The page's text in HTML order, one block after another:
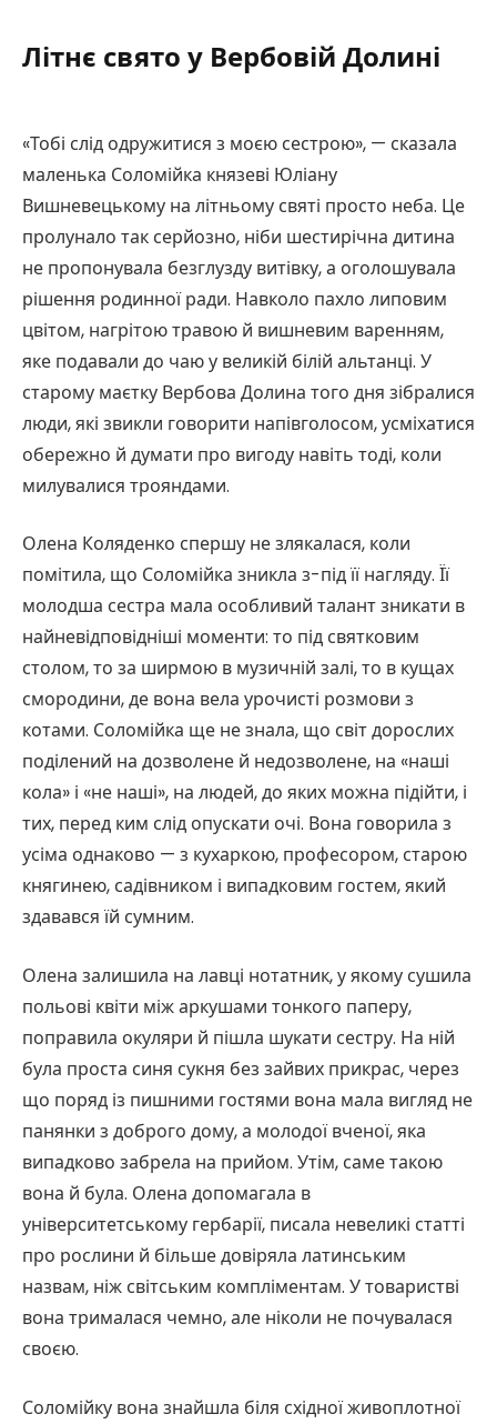
Літнє свято у Вербовій Долині
«Тобі слід одружитися з моєю сестрою», — сказала
маленька Соломійка князеві Юліану
Вишневецькому на літньому святі просто неба. Це
пролунало так серйозно, ніби шестирічна дитина
не пропонувала безглузду витівку, а оголошувала
рішення родинної ради. Навколо пахло липовим
цвітом, нагрітою травою й вишневим варенням,
яке подавали до чаю у великій білій альтанці. У
старому маєтку Вербова Долина того дня зібралися
люди, які звикли говорити напівголосом, усміхатися
обережно й думати про вигоду навіть тоді, коли
милувалися трояндами.
Олена Коляденко спершу не злякалася, коли
помітила, що Соломійка зникла з-під її нагляду. Її
молодша сестра мала особливий талант зникати в
найневідповідніші моменти: то під святковим
столом, то за ширмою в музичній залі, то в кущах
смородини, де вона вела урочисті розмови з
котами. Соломійка ще не знала, що світ дорослих
поділений на дозволене й недозволене, на «наші
кола» і «не наші», на людей, до яких можна підійти, і
тих, перед ким слід опускати очі. Вона говорила з
усіма однаково — з кухаркою, професором, старою
княгинею, садівником і випадковим гостем, який
здавався їй сумним.
Олена залишила на лавці нотатник, у якому сушила
польові квіти між аркушами тонкого паперу,
поправила окуляри й пішла шукати сестру. На ній
була проста синя сукня без зайвих прикрас, через
що поряд із пишними гостями вона мала вигляд не
панянки з доброго дому, а молодої вченої, яка
випадково забрела на прийом. Утім, саме такою
вона й була. Олена допомагала в
університетському гербарії, писала невеликі статті
про рослини й більше довіряла латинським
назвам, ніж світським компліментам. У товаристві
вона трималася чемно, але ніколи не почувалася
своєю.
Соломійку вона знайшла біля східної живоплотної